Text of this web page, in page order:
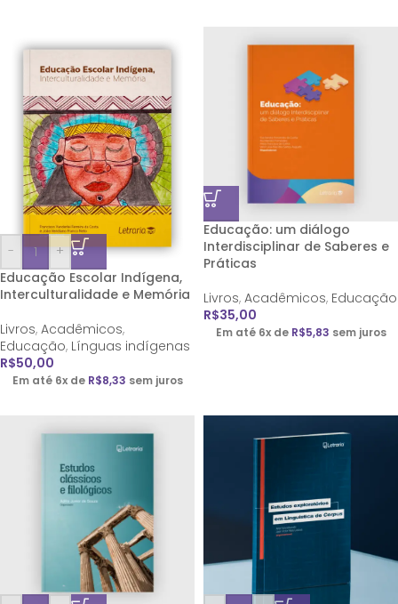
-
+
Educação Escolar Indígena,
Interculturalidade e Memória
Livros, Acadêmicos,
Educação, Línguas indígenas
R$50,00
Em até 6x de R$8,33 sem juros
Educação: um diálogo
Interdisciplinar de Saberes e
Práticas
Livros, Acadêmicos, Educação
R$35,00
Em até 6x de R$5,83 sem juros